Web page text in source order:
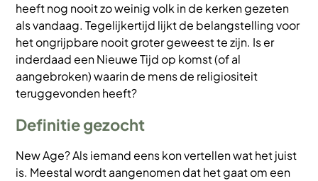
heeft nog nooit zo weinig volk in de kerken gezeten
als vandaag. Tegelijkertijd lijkt de belangstelling voor
het ongrijpbare nooit groter geweest te zijn. Is er
inderdaad een Nieuwe Tijd op komst (of al
aangebroken) waarin de mens de religiositeit
teruggevonden heeft?
Definitie gezocht
New Age? Als iemand eens kon vertellen wat het juist
is. Meestal wordt aangenomen dat het gaat om een